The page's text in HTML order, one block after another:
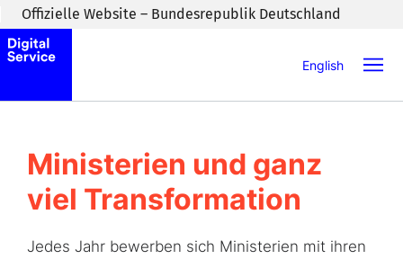
Zum Inhaltsbereich wechseln
Offizielle Website – Bundesrepublik Deutschland
English
Ministerien und ganz
viel Transformation
Jedes Jahr bewerben sich Ministerien mit ihren